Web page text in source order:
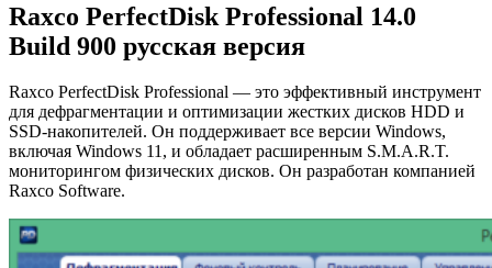
Raxco PerfectDisk Professional 14.0
Build 900 русская версия
Raxco PerfectDisk Professional — это эффективный инструмент
для дефрагментации и оптимизации жестких дисков HDD и
SSD-накопителей. Он поддерживает все версии Windows,
включая Windows 11, и обладает расширенным S.M.A.R.T.
мониторингом физических дисков. Он разработан компанией
Raxco Software.